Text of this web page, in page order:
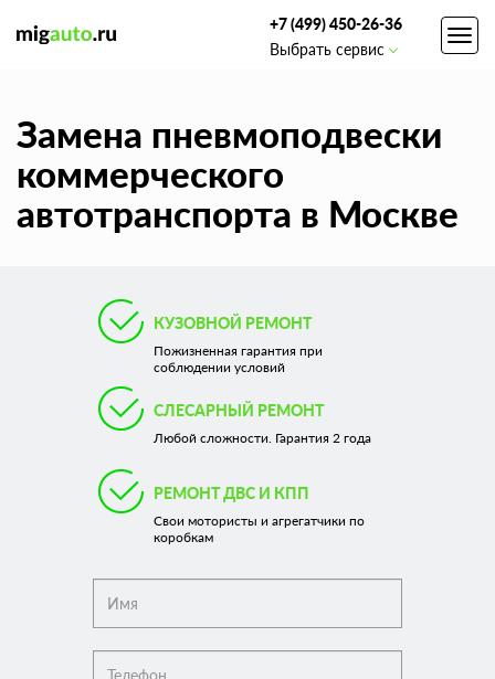
+7 (499) 450-26-36
Выбрать сервис
Замена пневмоподвески
коммерческого
автотранспорта в Москве
КУЗОВНОЙ РЕМОНТ
Пожизненная гарантия при
соблюдении условий
СЛЕСАРНЫЙ РЕМОНТ
Любой сложности. Гарантия 2 года
РЕМОНТ ДВС И КПП
Свои мотористы и агрегатчики по
коробкам